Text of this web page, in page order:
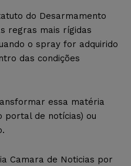
do Desarmamento
regras mais rígidas
o spray for adquirido
das condições
essa matéria
portal de notícias) ou
Camara de Noticias por